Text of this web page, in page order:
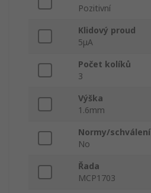
Pozitivní
Klidový proud
5μA
Počet kolíků
3
Výška
1.6mm
Normy/schválení
No
Řada
MCP1703